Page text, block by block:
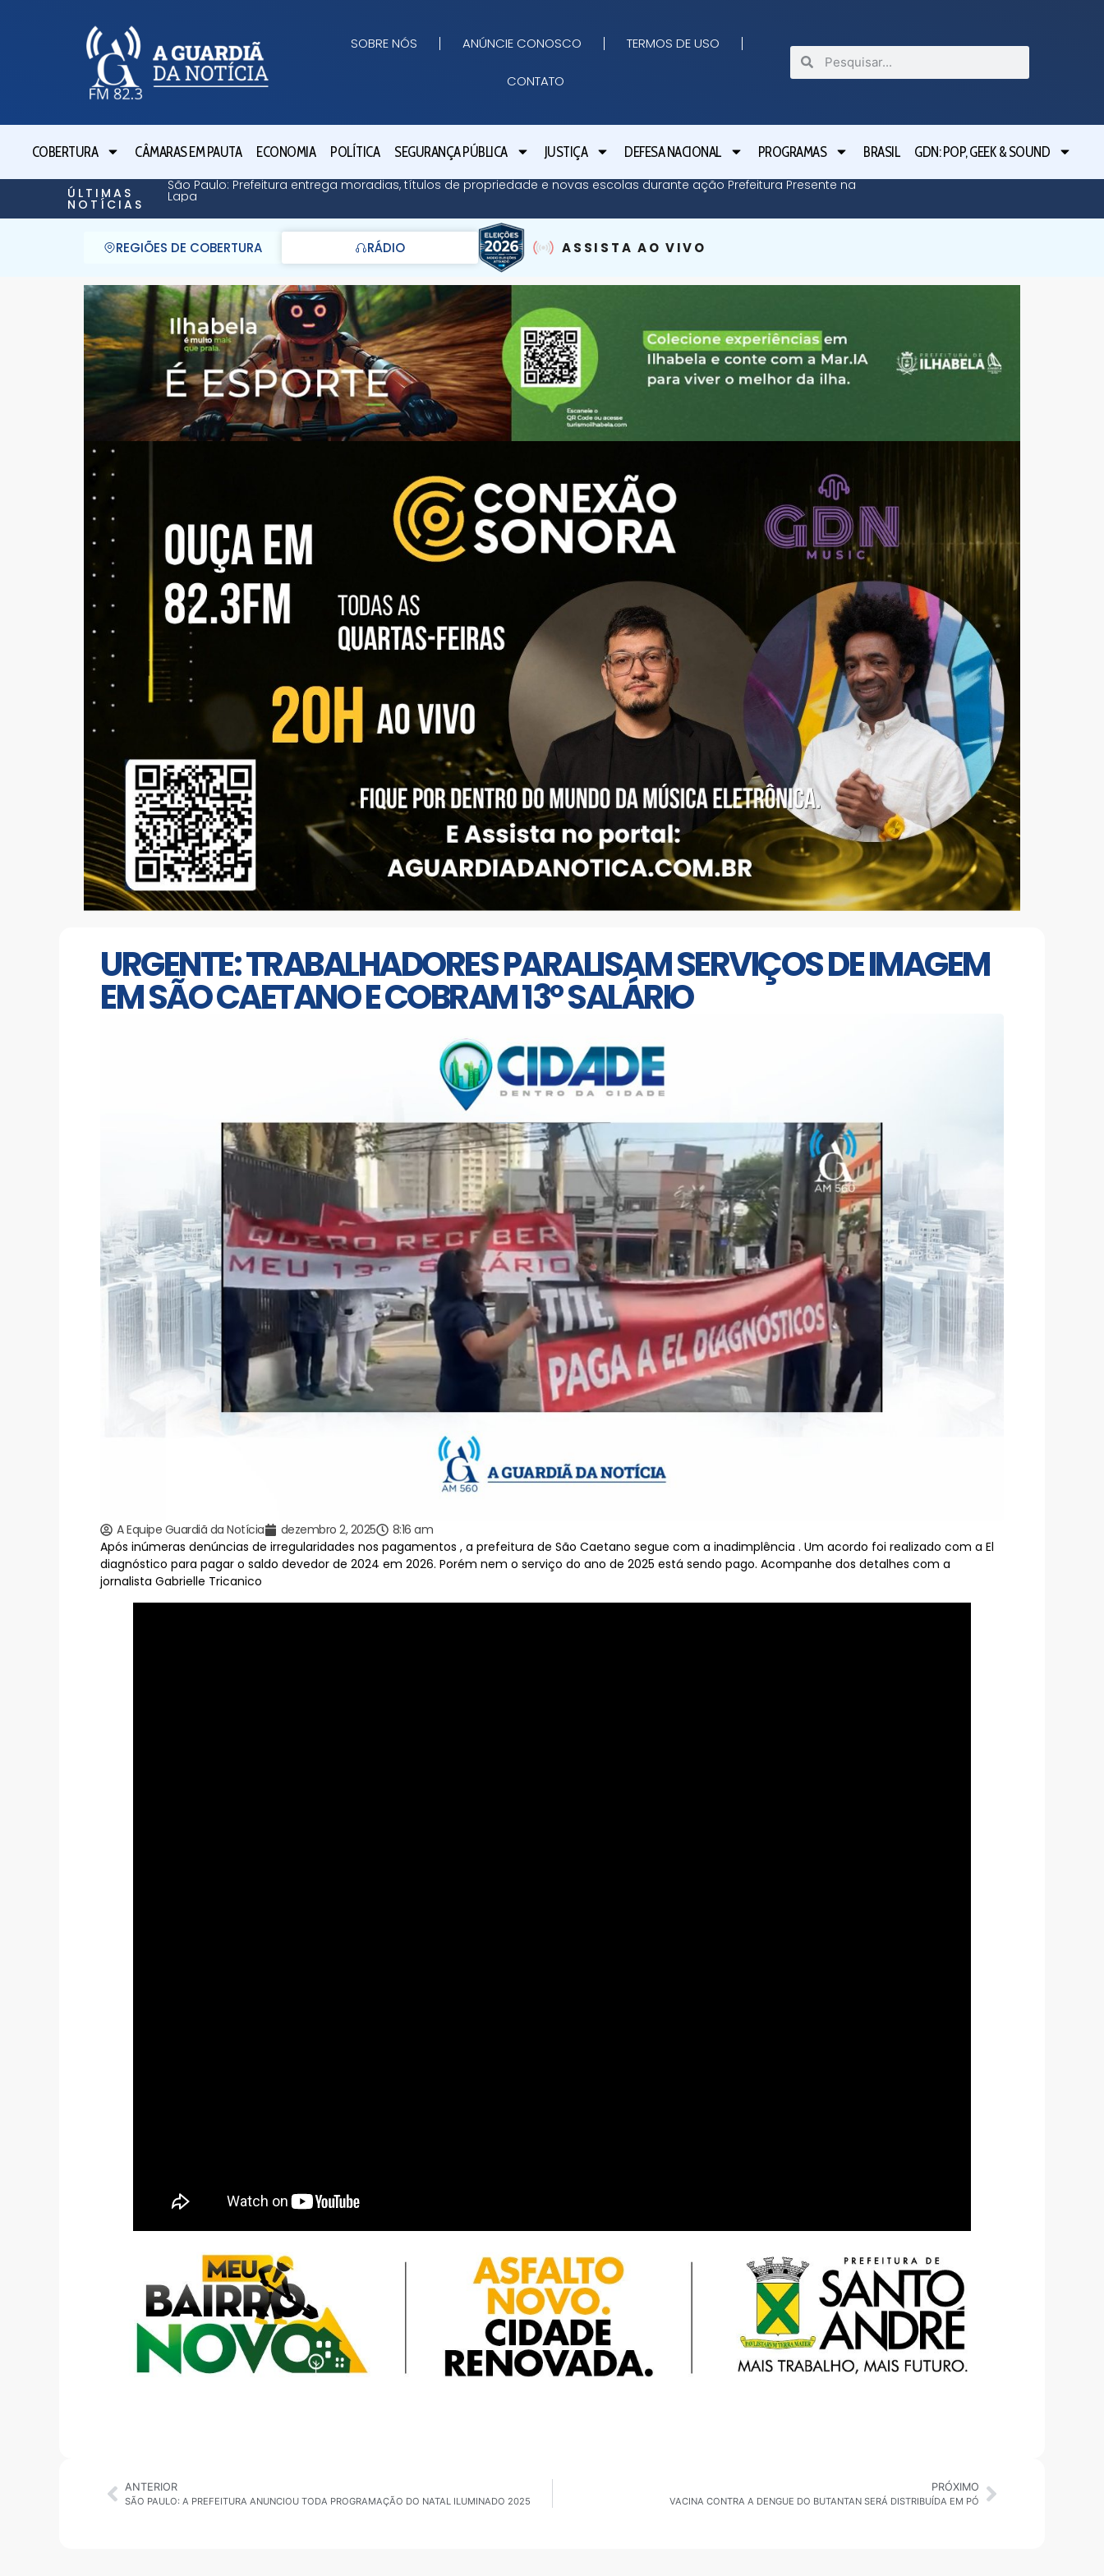
SOBRE NÓS ANÚNCIE CONOSCO TERMOS DE USO
CONTATO
COBERTURA CÂMARAS EM PAUTA ECONOMIA POLÍTICA SEGURANÇA PÚBLICA JUSTIÇA DEFESA NACIONAL PROGRAMAS BRASIL GDN: POP, GEEK & SOUND
ÚLTIMAS
NOTÍCIAS
São Paulo: Prefeitura entrega moradias, títulos de propriedade e novas escolas durante ação Prefeitura Presente na
Lapa
REGIÕES DE COBERTURA RÁDIO ASSISTA AO VIVO
URGENTE: TRABALHADORES PARALISAM SERVIÇOS DE IMAGEM
EM SÃO CAETANO E COBRAM 13° SALÁRIO
A Equipe Guardiã da Notícia dezembro 2, 2025
8:16 am
Após inúmeras denúncias de irregularidades nos pagamentos , a prefeitura de São Caetano segue com a inadimplência . Um acordo foi realizado com a El
diagnóstico para pagar o saldo devedor de 2024 em 2026. Porém nem o serviço do ano de 2025 está sendo pago. Acompanhe dos detalhes com a
jornalista Gabrielle Tricanico
ANTERIOR
SÃO PAULO: A PREFEITURA ANUNCIOU TODA PROGRAMAÇÃO DO NATAL ILUMINADO 2025
PRÓXIMO
VACINA CONTRA A DENGUE DO BUTANTAN SERÁ DISTRIBUÍDA EM PÓ